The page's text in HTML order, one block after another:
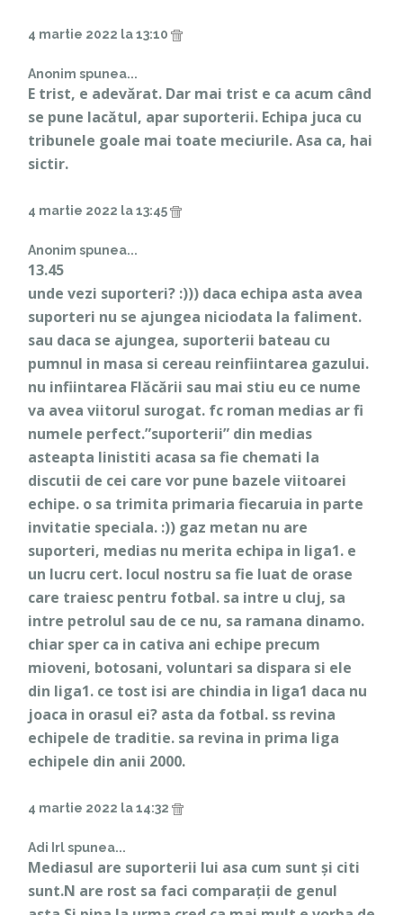
4 martie 2022 la 13:10
Anonim spunea...
E trist, e adevărat. Dar mai trist e ca acum când
se pune lacătul, apar suporterii. Echipa juca cu
tribunele goale mai toate meciurile. Asa ca, hai
sictir.
4 martie 2022 la 13:45
Anonim spunea...
13.45
unde vezi suporteri? :))) daca echipa asta avea
suporteri nu se ajungea niciodata la faliment.
sau daca se ajungea, suporterii bateau cu
pumnul in masa si cereau reinfiintarea gazului.
nu infiintarea Flăcării sau mai stiu eu ce nume
va avea viitorul surogat. fc roman medias ar fi
numele perfect.”suporterii” din medias
asteapta linistiti acasa sa fie chemati la
discutii de cei care vor pune bazele viitoarei
echipe. o sa trimita primaria fiecaruia in parte
invitatie speciala. :)) gaz metan nu are
suporteri, medias nu merita echipa in liga1. e
un lucru cert. locul nostru sa fie luat de orase
care traiesc pentru fotbal. sa intre u cluj, sa
intre petrolul sau de ce nu, sa ramana dinamo.
chiar sper ca in cativa ani echipe precum
mioveni, botosani, voluntari sa dispara si ele
din liga1. ce tost isi are chindia in liga1 daca nu
joaca in orasul ei? asta da fotbal. ss revina
echipele de traditie. sa revina in prima liga
echipele din anii 2000.
4 martie 2022 la 14:32
Adi Irl spunea...
Mediasul are suporterii lui asa cum sunt și citi
sunt.N are rost sa faci comparații de genul